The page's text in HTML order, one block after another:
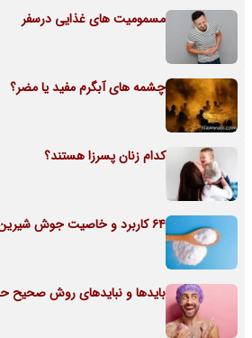
مسمومیت های غذایی درسفر
چشمه های آبگرم مفید یا مضر؟
کدام زنان پسرزا هستند؟
64 کاربرد و خاصیت جوش شیرین که باورتان نمیشود
بایدها و نبایدهای روش صحیح